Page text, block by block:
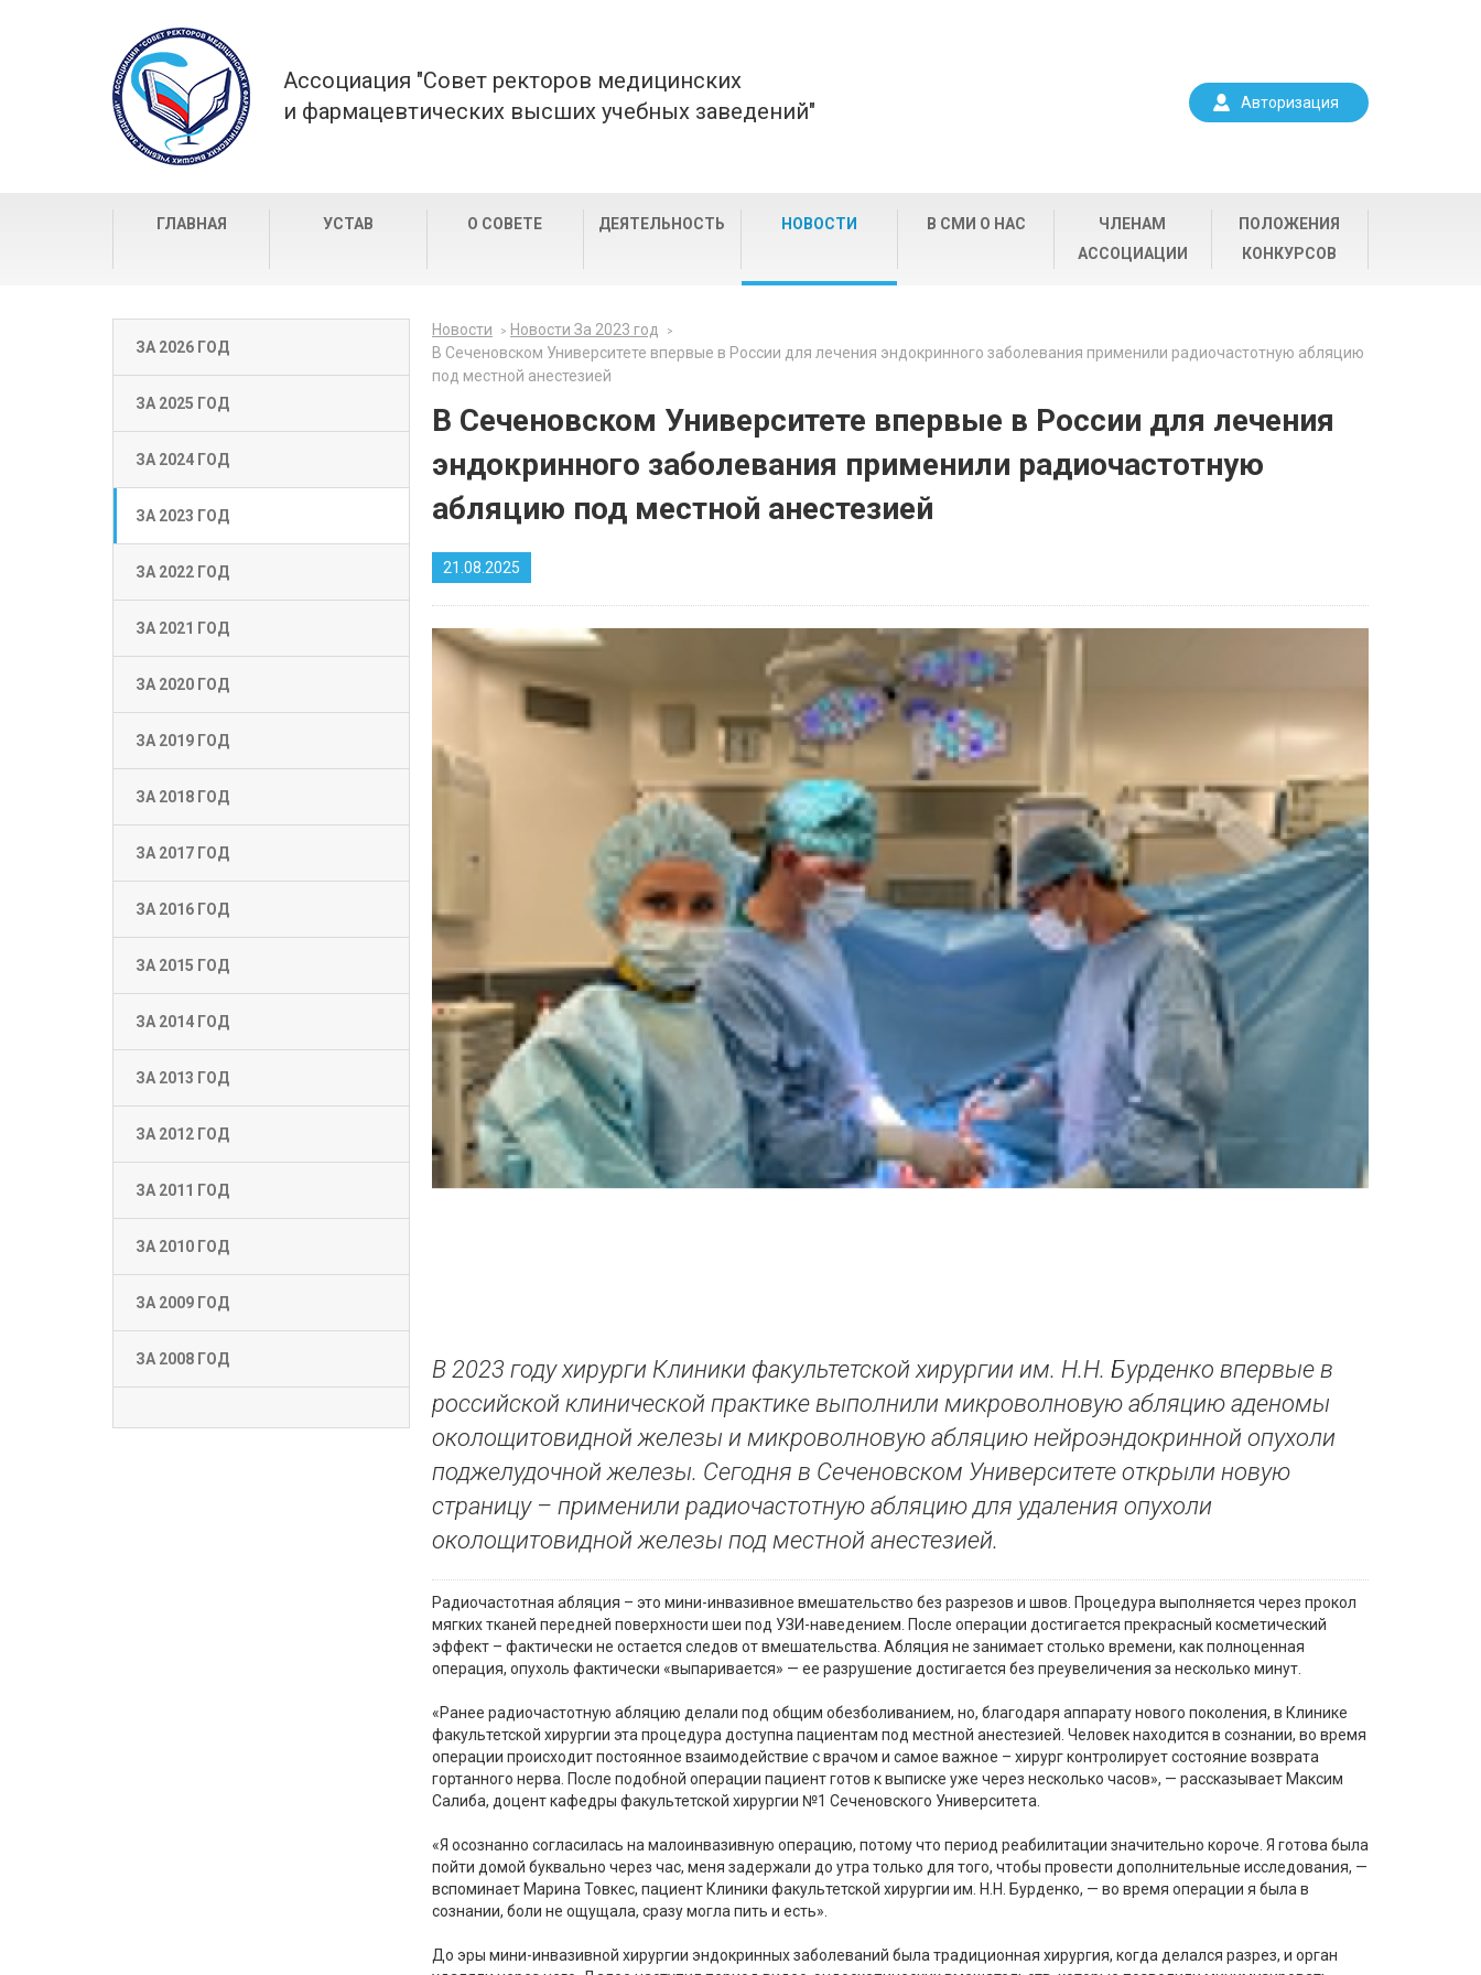
Ассоциация "Совет ректоров медицинских
и фармацевтических высших учебных заведений"
Авторизация
ГЛАВНАЯ УСТАВ О СОВЕТЕ ДЕЯТЕЛЬНОСТЬ НОВОСТИ В СМИ О НАС
ЧЛЕНАМ
АССОЦИАЦИИ
ПОЛОЖЕНИЯ
КОНКУРСОВ
ЗА 2026 ГОД
ЗА 2025 ГОД
ЗА 2024 ГОД
ЗА 2023 ГОД
ЗА 2022 ГОД
ЗА 2021 ГОД
ЗА 2020 ГОД
ЗА 2019 ГОД
ЗА 2018 ГОД
ЗА 2017 ГОД
ЗА 2016 ГОД
ЗА 2015 ГОД
ЗА 2014 ГОД
ЗА 2013 ГОД
ЗА 2012 ГОД
ЗА 2011 ГОД
ЗА 2010 ГОД
ЗА 2009 ГОД
ЗА 2008 ГОД
Новости
Новости За 2023 год
В Сеченовском Университете впервые в России для лечения эндокринного заболевания применили радиочастотную абляцию
под местной анестезией
В Сеченовском Университете впервые в России для лечения
эндокринного заболевания применили радиочастотную
абляцию под местной анестезией
21.08.2025
В 2023 году хирурги Клиники факультетской хирургии им. Н.Н. Бурденко впервые в
российской клинической практике выполнили микроволновую абляцию аденомы
околощитовидной железы и микроволновую абляцию нейроэндокринной опухоли
поджелудочной железы. Сегодня в Сеченовском Университете открыли новую
страницу – применили радиочастотную абляцию для удаления опухоли
околощитовидной железы под местной анестезией.
Радиочастотная абляция – это мини-инвазивное вмешательство без разрезов и швов. Процедура выполняется через прокол
мягких тканей передней поверхности шеи под УЗИ-наведением. После операции достигается прекрасный косметический
эффект – фактически не остается следов от вмешательства. Абляция не занимает столько времени, как полноценная
операция, опухоль фактически «выпаривается» — ее разрушение достигается без преувеличения за несколько минут.
«Ранее радиочастотную абляцию делали под общим обезболиванием, но, благодаря аппарату нового поколения, в Клинике
факультетской хирургии эта процедура доступна пациентам под местной анестезией. Человек находится в сознании, во время
операции происходит постоянное взаимодействие с врачом и самое важное – хирург контролирует состояние возврата
гортанного нерва. После подобной операции пациент готов к выписке уже через несколько часов», — рассказывает Максим
Салиба, доцент кафедры факультетской хирургии №1 Сеченовского Университета.
«Я осознанно согласилась на малоинвазивную операцию, потому что период реабилитации значительно короче. Я готова была
пойти домой буквально через час, меня задержали до утра только для того, чтобы провести дополнительные исследования, —
вспоминает Марина Товкес, пациент Клиники факультетской хирургии им. Н.Н. Бурденко, — во время операции я была в
сознании, боли не ощущала, сразу могла пить и есть».
До эры мини-инвазивной хирургии эндокринных заболеваний была традиционная хирургия, когда делался разрез, и орган